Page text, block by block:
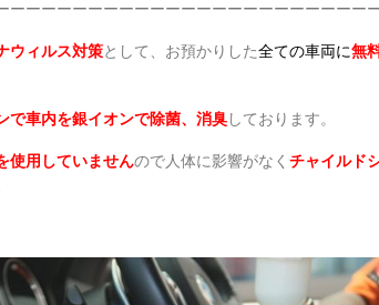
ーーーーーーーーーーーーーーーーーーーーーー
ウィルス対策として、お預かりした全ての車両に無
で車内を銀イオンで除菌、消臭しております。
使用していませんので人体に影響がなく チャイルド